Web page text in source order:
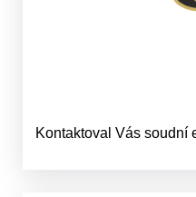
Kontaktoval Vás soudní